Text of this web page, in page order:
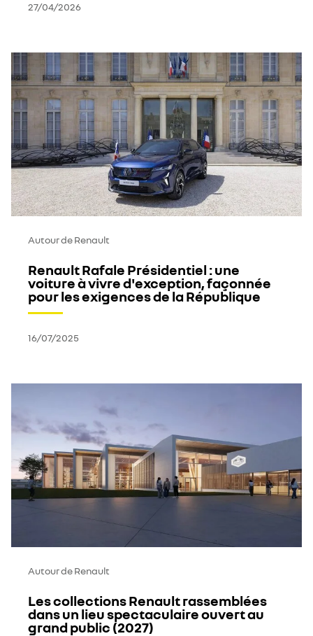
27/04/2026
Autour de Renault
Renault Rafale Présidentiel : une
voiture à vivre d'exception, façonnée
pour les exigences de la République
16/07/2025
Autour de Renault
Les collections Renault rassemblées
dans un lieu spectaculaire ouvert au
grand public (2027)